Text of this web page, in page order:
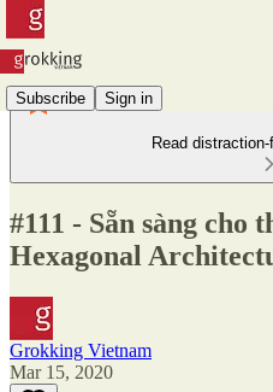
Subscribe Sign in
Read
#111 - Sẵn sàng cho
Hexagonal
Grokking Vietnam
Mar 15, 2020